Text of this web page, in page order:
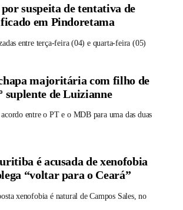
suspeita de tentativa de
em Pindoretama
entre terça-feira (04) e quarta-feira (05)
majoritária com filho de
suplente de Luizianne
entre o PT e o MDB para uma das duas
é acusada de xenofobia
“voltar para o Ceará”
xenofobia é natural de Campos Sales, no